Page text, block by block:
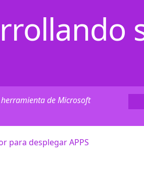
de Microsoft
para desplegar APPS